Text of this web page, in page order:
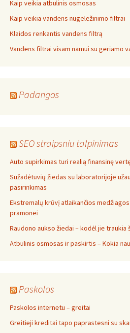
Kaip veikia atbulinis osmosas
Kaip veikia vandens nugeležinimo filtrai
Klaidos renkantis vandens filtrą
Vandens filtrai visam namui su geriamo
Padangos
SEO straipsniu talpinimas
Auto supirkimas turi realią finansinę
Sužadėtuvių žiedas su laboratorijoje
pasirinkimas
Ekstremalų krūvį atlaikančios
pramonei
Raudono aukso žiedai – kodėl jie traukia
Atbulinis osmosas ir paskirtis – Kokia
Paskolos
Paskolos internetu – greitai
Greitieji kreditai tapo paprastesni su